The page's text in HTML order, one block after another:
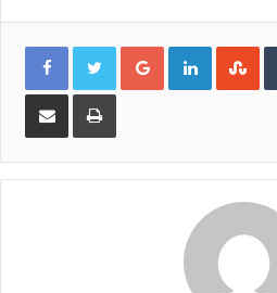
Google+LinkedIn
Share
Email
Print